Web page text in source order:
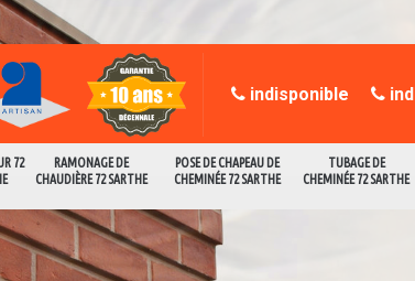
72
RAMONAGE DE
CHAUDIÈRE 72 SARTHE
POSE DE CHAPEAU DE
CHEMINÉE 72 SARTHE
TUBAGE DE
CHEMINÉE 72 SARTHE
indisponible